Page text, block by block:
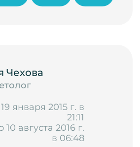
Чехова
января 2015 г. в
21:11
августа 2016 г.
в 06:48